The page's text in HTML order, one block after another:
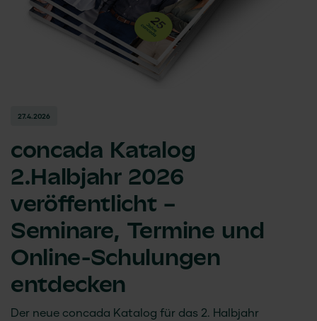
27.4.2026
concada Katalog
2.Halbjahr 2026
veröffentlicht –
Seminare, Termine und
Online-Schulungen
entdecken
Der neue concada Katalog für das 2. Halbjahr